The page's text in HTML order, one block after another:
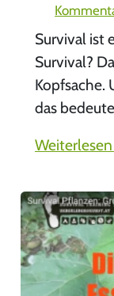
Survival ist
Survival?
Kopfsache.
das